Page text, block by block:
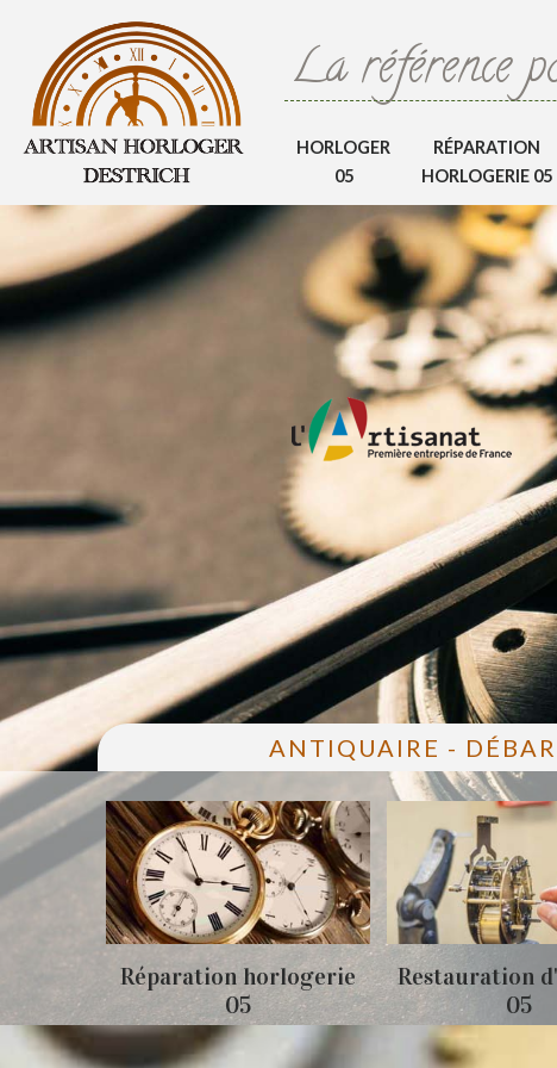
La référence
HORLOGER
05
RÉPARATION
HORLOGERIE 05
ANTIQUAIRE -
Réparation horlogerie
05
Restauration
05